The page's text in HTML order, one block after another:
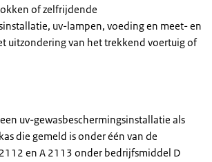
of zelfrijdende
uv-lampen, voeding en meet- en
uitzondering van het trekkend voertuig of
uv-gewasbeschermingsinstallatie als
die gemeld is onder één van de
en A 2113 onder bedrijfsmiddel D